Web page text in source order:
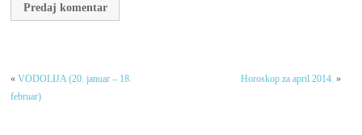
«VODOLIJA (20. januar – 18.
februar)
Horoskop za april 2014. »